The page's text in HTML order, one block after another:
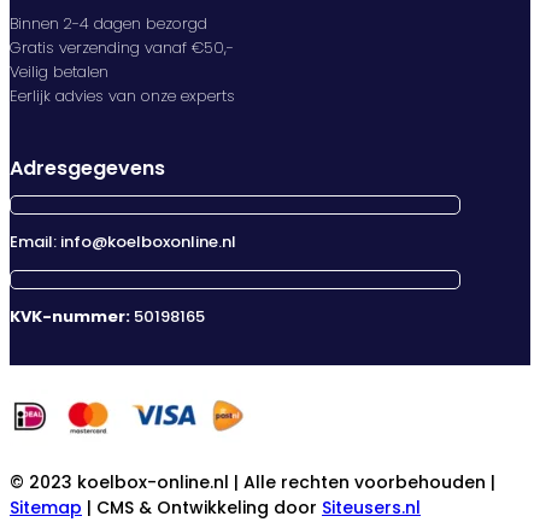
Binnen 2-4 dagen bezorgd
Gratis verzending vanaf €50,-
Veilig betalen
Eerlijk advies van onze experts
Adresgegevens
Email: info@koelboxonline.nl
KVK-nummer: 50198165
© 2023 koelbox-online.nl | Alle rechten voorbehouden |
Sitemap | CMS & Ontwikkeling door Siteusers.nl